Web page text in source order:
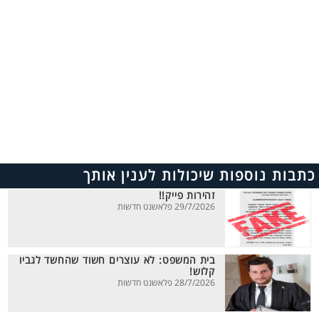
כתבות נוספות שיכולות לענין אותך
זהירות פייק!!
29/7/2026 פלאשנט חדשות
בית המשפט: לא עוצרים חשוד שהחשד לגביו
קלוש!
28/7/2026 פלאשנט חדשות